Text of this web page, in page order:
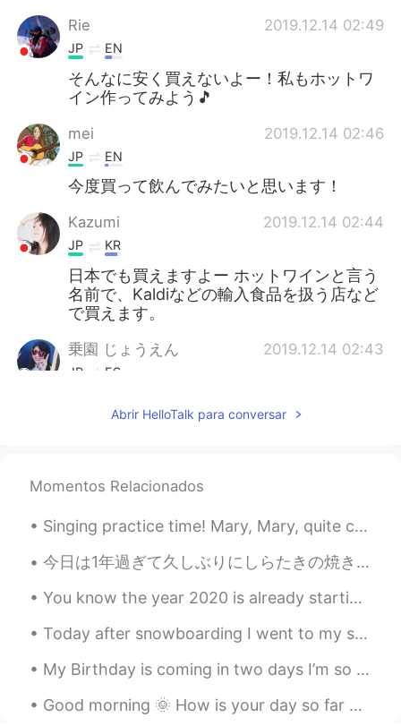
Rie 2019.12.14 02:49
JP EN
そんなに安く買えないよー！私もホットワ
イン作ってみよう🎵
mei 2019.12.14 02:46
JP EN
今度買って飲んでみたいと思います！
Kazumi 2019.12.14 02:44
JP KR
日本でも買えますよー ホットワインと言う
名前で、Kaldiなどの輸入食品を扱う店など
で買えます。
乗園 じょうえん 2019.12.14 02:43
JP ES
んですか！いいなあ〜
JP EN
す。
Abrir HelloTalk para conversar
Momentos Relacionados
Singing practice time! Mary, Mary, quite contrary, How does your garden grow? With silver bells,...
今日は1年過ぎて久しぶりにしらたきの焼きそばを作った Today I made Shirataki yakisoba for the first time in over a year 先週ま...
You know the year 2020 is already starting off terribly. Honestly I'm still shocked that Kobe Bry...
Today after snowboarding I went to my sister's hotel and went swimming in an outside pool ! It ...
My Birthday is coming in two days I’m so excited 😆 🥳 I will meet my mother and one of my friends...
Good morning 🌞 How is your day so far ☺️ Hope you are enjoying you “belly button day “ or “hum...